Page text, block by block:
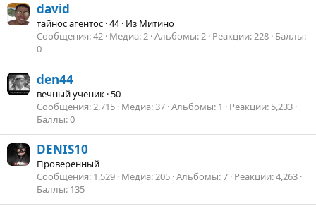
david
тайнос агентос ·44· Из Митино
Сообщения 42 Медиа 2 Альбомы 2 Реакции 228 Баллы
0
den44
вечный ученик ·50
Сообщения 2,715 Медиа 37 Альбомы 1 Реакции 5,233
Баллы 0
DENIS10
Проверенный
Сообщения 1,529 Медиа 205 Альбомы 7 Реакции 4,263
Баллы 135